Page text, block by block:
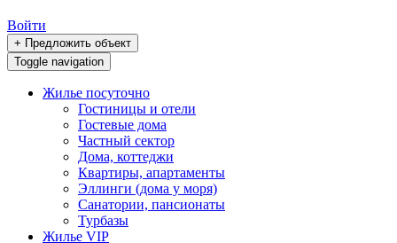
Войти
+ Предложить объект
Toggle navigation
Жилье посуточно
Гостиницы и отели
Гостевые дома
Частный сектор
Дома, коттеджи
Квартиры, апартаменты
Эллинги (дома у моря)
Санатории, пансионаты
Турбазы
Жилье VIP